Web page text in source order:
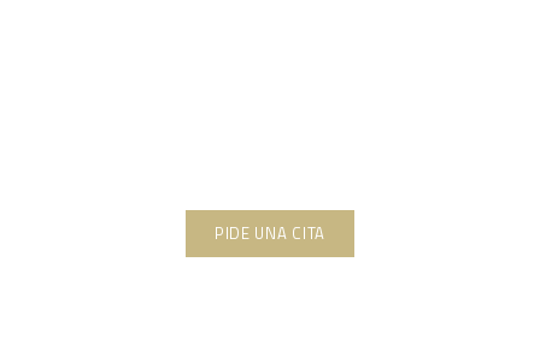
PIDE UNA CITA